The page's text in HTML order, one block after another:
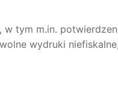
tym m.in.
wydruki